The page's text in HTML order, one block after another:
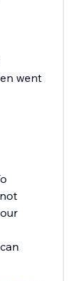
went